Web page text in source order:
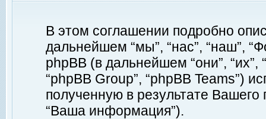
В этом соглашении подробно
дальнейшем “мы”, “нас”, “наш”,
phpBB (в дальнейшем “они”, “их”,
“phpBB Group”, “phpBB Teams”)
полученную в результате
“Ваша информация”).